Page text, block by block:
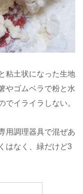
粘土状になった生地
やゴムベラで粉と水
でイライラしない。
用調理器具で混ぜあ
はなく、緑だけど3